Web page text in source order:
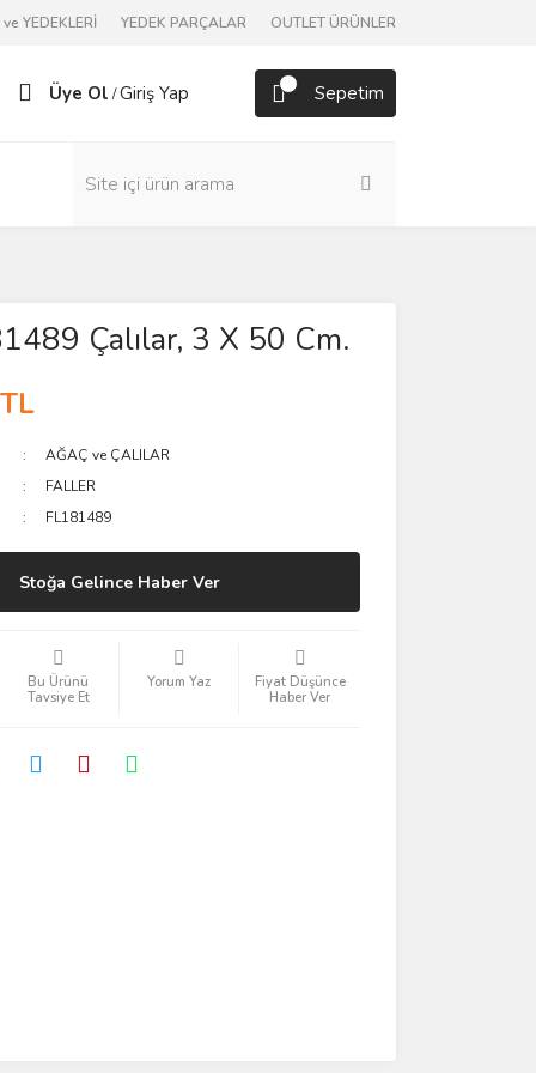
YEDEKLERİ YEDEK PARÇALAR OUTLET ÜRÜNLER
Üye Ol /Giriş Yap Sepetim
Çalılar, 3 X 50 Cm.
AĞAÇ ve ÇALILAR
FALLER
FL181489
Stoğa Gelince Haber Ver
Bu Ürünü
Tavsiye Et
Yorum Yaz
Fiyat Düşünce
Haber Ver